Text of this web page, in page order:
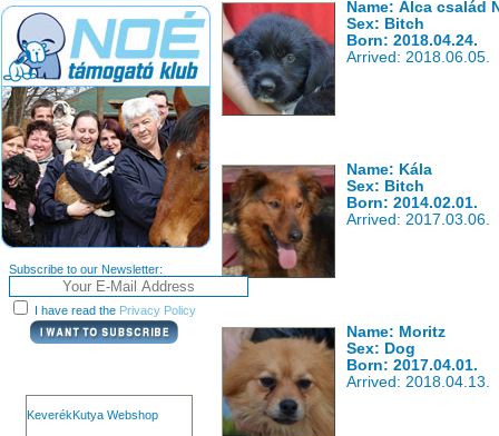
Subscribe to our Newsletter:
I have read the Privacy Policy
KeverékKutya Webshop
Name: Álca család
Sex: Bitch
Born: 2018.04.24.
Arrived: 2018.06.05.
Name: Kála
Sex: Bitch
Born: 2014.02.01.
Arrived: 2017.03.06.
Name: Moritz
Sex: Dog
Born: 2017.04.01.
Arrived: 2018.04.13.